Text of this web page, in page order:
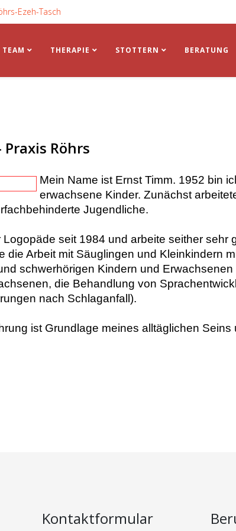
TEAM THERAPIE STOTTERN BERATUNG
Röhrs
Mein Name ist Ernst Timm. 1952 bin
erwachsene Kinder. Zunächst
Jugendliche.
seit 1984 und arbeite seither
die Arbeit mit Säuglingen und Kleinkindern
schwerhörigen Kindern und
die Behandlung von
nach Schlaganfall).
ist Grundlage meines alltäglichen
Kontaktformular